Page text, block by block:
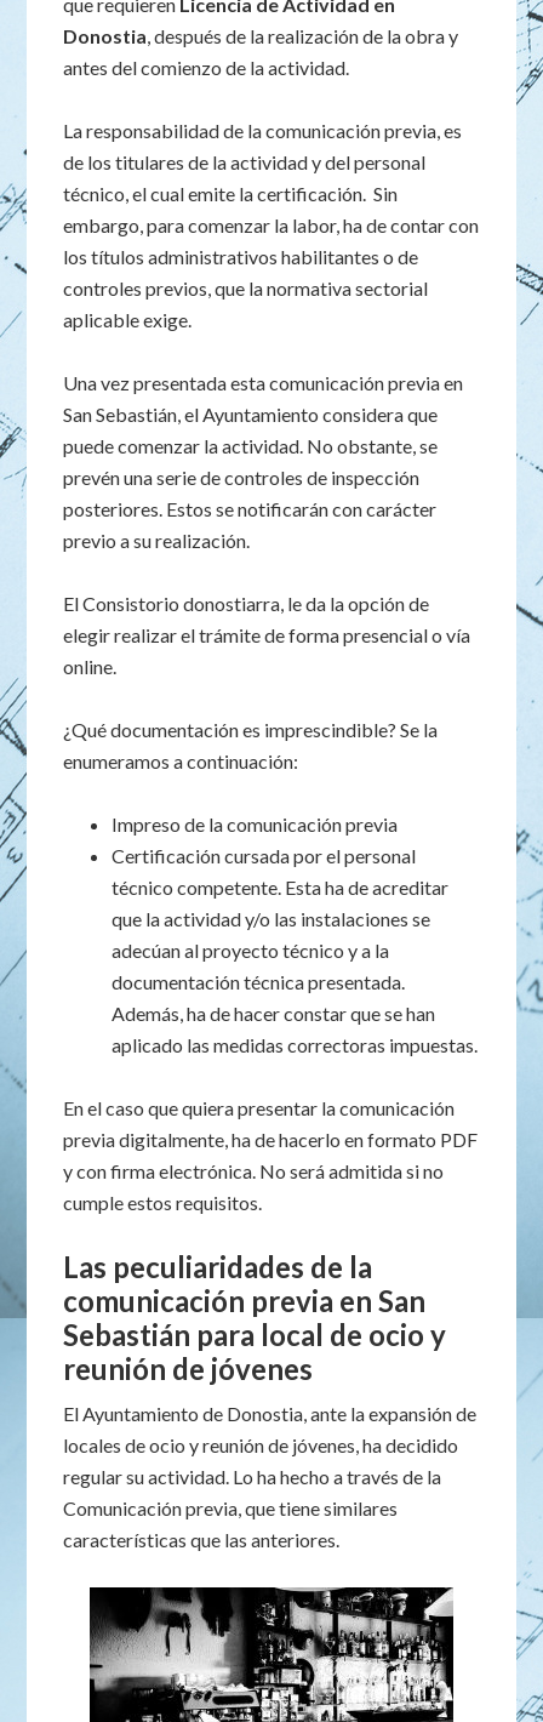
Donostia, después de la realización de la obra y
antes del comienzo de la actividad.
La responsabilidad de la comunicación previa, es
de los titulares de la actividad y del personal
técnico, el cual emite la certificación. Sin
embargo, para comenzar la labor, ha de contar con
los títulos administrativos habilitantes o de
controles previos, que la normativa sectorial
aplicable exige.
Una vez presentada esta comunicación previa en
San Sebastián, el Ayuntamiento considera que
puede comenzar la actividad. No obstante, se
prevén una serie de controles de inspección
posteriores. Estos se notificarán con carácter
previo a su realización.
El Consistorio donostiarra, le da la opción de
elegir realizar el trámite de forma presencial o vía
online.
¿Qué documentación es imprescindible? Se la
enumeramos a continuación:
Impreso de la comunicación previa
Certificación cursada por el personal
técnico competente. Esta ha de acreditar
que la actividad y/o las instalaciones se
adecúan al proyecto técnico y a la
documentación técnica presentada.
Además, ha de hacer constar que se han
aplicado las medidas correctoras impuestas.
En el caso que quiera presentar la comunicación
previa digitalmente, ha de hacerlo en formato PDF
y con firma electrónica. No será admitida si no
cumple estos requisitos.
Las peculiaridades de la
comunicación previa en San
Sebastián para local de ocio y
reunión de jóvenes
El Ayuntamiento de Donostia, ante la expansión de
locales de ocio y reunión de jóvenes, ha decidido
regular su actividad. Lo ha hecho a través de la
Comunicación previa, que tiene similares
características que las anteriores.